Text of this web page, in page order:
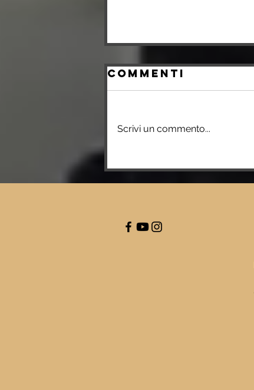
Parapunova si
unisce al Real
Commenti
Scrivi un commento...